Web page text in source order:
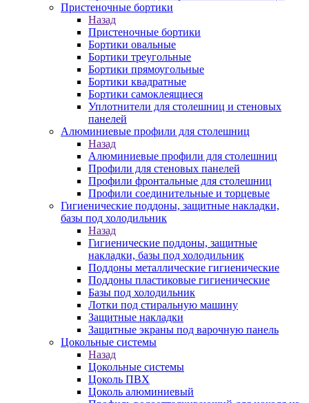
Пристеночные бортики
Назад
Пристеночные бортики
Бортики овальные
Бортики треугольные
Бортики прямоугольные
Бортики квадратные
Бортики самоклеящиеся
Уплотнители для столешниц и стеновых
панелей
Алюминиевые профили для столешниц
Назад
Алюминиевые профили для столешниц
Профили для стеновых панелей
Профили фронтальные для столешниц
Профили соединительные и торцевые
Гигиенические поддоны, защитные накладки,
базы под холодильник
Назад
Гигиенические поддоны, защитные
накладки, базы под холодильник
Поддоны металлические гигиенические
Поддоны пластиковые гигиенические
Базы под холодильник
Лотки под стиральную машину
Защитные накладки
Защитные экраны под варочную панель
Цокольные системы
Назад
Цокольные системы
Цоколь ПВХ
Цоколь алюминиевый